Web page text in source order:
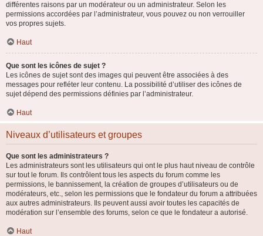
différentes raisons par un modérateur ou un administrateur. Selon les
permissions accordées par l’administrateur, vous pouvez ou non verrouiller
vos propres sujets.
Haut
Que sont les icônes de sujet ?
Les icônes de sujet sont des images qui peuvent être associées à des
messages pour refléter leur contenu. La possibilité d’utiliser des icônes de
sujet dépend des permissions définies par l’administrateur.
Haut
Niveaux d’utilisateurs et groupes
Que sont les administrateurs ?
Les administrateurs sont les utilisateurs qui ont le plus haut niveau de contrôle
sur tout le forum. Ils contrôlent tous les aspects du forum comme les
permissions, le bannissement, la création de groupes d’utilisateurs ou de
modérateurs, etc., selon les permissions que le fondateur du forum a attribuées
aux autres administrateurs. Ils peuvent aussi avoir toutes les capacités de
modération sur l’ensemble des forums, selon ce que le fondateur a autorisé.
Haut